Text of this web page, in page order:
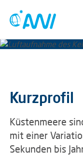
Kurzprofil
Küstenmeere
mit einer
Sekunden bis